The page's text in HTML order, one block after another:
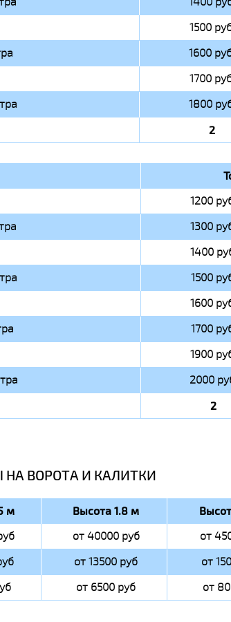
1500
1600
1700
1800
2
1200
1300
1400
1500
1600
1700
1900
2000
2
НА ВОРОТА И КАЛИТКИ
м Высота 1.8 м
от 40000 руб от
от 13500 руб от
от 6500 руб от